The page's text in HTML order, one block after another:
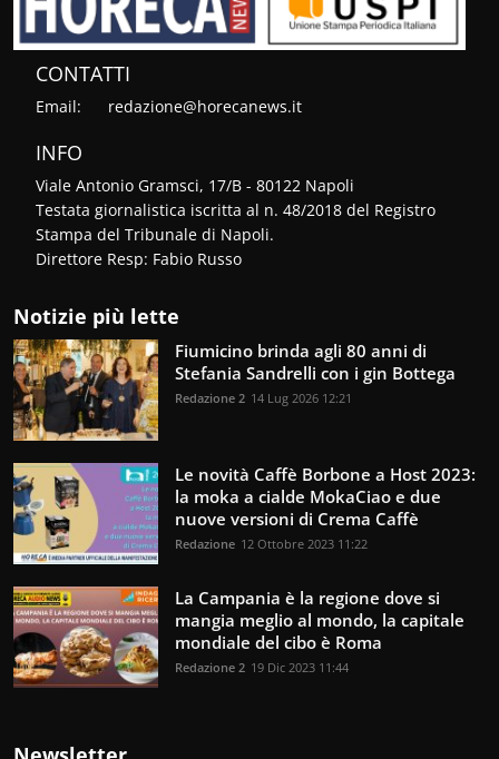
CONTATTI
Email: redazione@horecanews.it
INFO
Viale Antonio Gramsci, 17/B - 80122 Napoli
Testata giornalistica iscritta al n. 48/2018 del Registro
Stampa del Tribunale di Napoli.
Direttore Resp: Fabio Russo
Notizie più lette
Fiumicino brinda agli 80 anni di
Stefania Sandrelli con i gin Bottega
Redazione 2 14 Lug 2026 12:21
Le novità Caffè Borbone a Host 2023:
la moka a cialde MokaCiao e due
nuove versioni di Crema Caffè
Redazione 12 Ottobre 2023 11:22
La Campania è la regione dove si
mangia meglio al mondo, la capitale
mondiale del cibo è Roma
Redazione 2 19 Dic 2023 11:44